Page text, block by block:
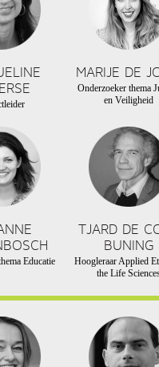
MARIJE DE
Onderzoeker thema
en Veiligheid
Educatie
TJARD DE
BUNING
Hoogleraar Applied
the Life